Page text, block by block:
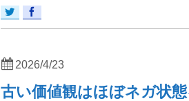
古い価値観はほぼネガ状
2026/4/23